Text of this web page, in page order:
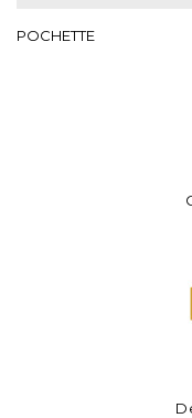
POCHETTE